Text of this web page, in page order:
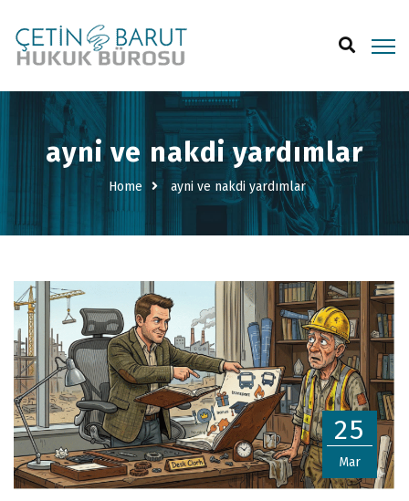
ayni ve nakdi yardımlar
Home ayni ve nakdi yardımlar
25
Mar